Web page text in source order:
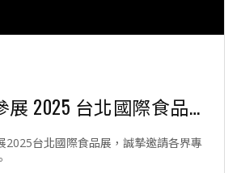
Champion 參展 2025 台北國際食品展
2025台北國際食品展，誠摯邀請各界專